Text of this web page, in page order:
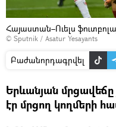
Հայաստան–Ուելս
© Sputnik / Asatur Yesayants
Բաժանորդագրվել
Երևանյան
էր մրցող կողմերի